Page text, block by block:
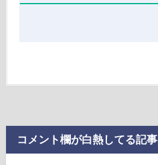
コメント欄が白熱してる記事